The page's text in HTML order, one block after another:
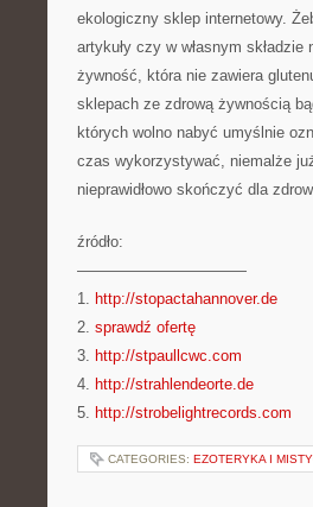
ekologiczny sklep internetowy.
artykuły czy w własnym
żywność, która nie zawiera
sklepach ze zdrową żywnością
których wolno nabyć umyślnie
czas wykorzystywać, niemalże
nieprawidłowo skończyć dla
źródło:
———————————
1. http://stopactahannover.de
2. sprawdź ofertę
3. http://stpaullcwc.com
4. http://strahlendeorte.de
5. http://strobelightrecords.com
CATEGORIES: EZOTERYKA I